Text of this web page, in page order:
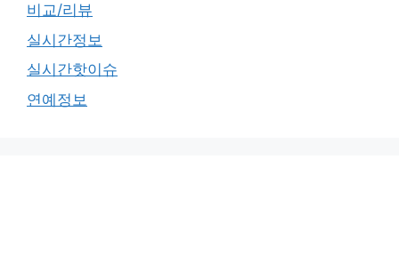
비교/리뷰
실시간정보
실시간핫이슈
연예정보